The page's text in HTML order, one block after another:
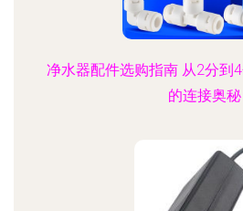
净水器配件选购指南 从2分到
的连接奥秘